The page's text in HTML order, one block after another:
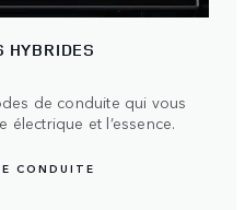
HYBRIDES
de conduite qui vous
électrique et l’essence.
CONDUITE